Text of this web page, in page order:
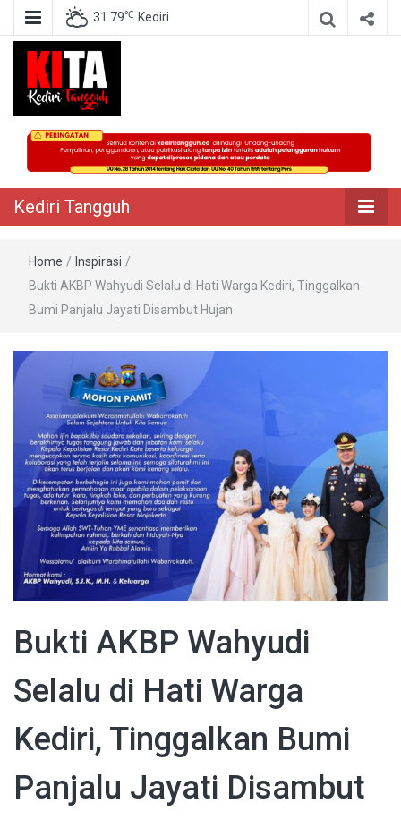
31.79℃ Kediri
Kediri Tangguh
Berita Akurat Terpercaya
Kediri Tangguh
Home / Inspirasi /
Bukti AKBP Wahyudi Selalu di Hati Warga Kediri, Tinggalkan
Bumi Panjalu Jayati Disambut Hujan
Bukti AKBP Wahyudi
Selalu di Hati Warga
Kediri, Tinggalkan Bumi
Panjalu Jayati Disambut